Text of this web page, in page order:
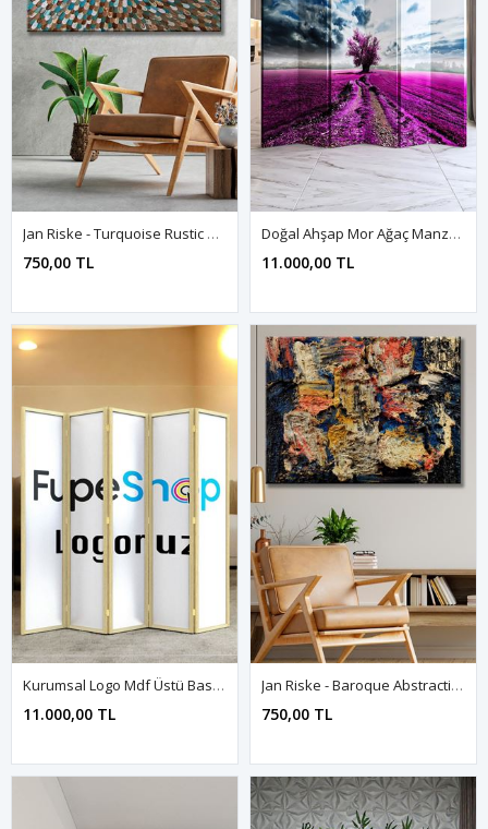
Jan Riske - Turquoise Rustic Beach Cottage - 105932 - Dekoratif Duvar Kanvas Tablo
750,00 TL
Doğal Ahşap Mor Ağaç Manzara 6 Kanat Paravan Seperatör Oda Bölme
11.000,00 TL
Kurumsal Logo Mdf Üstü Baskılı Doğal Ahşap Paravan Seperatör Oda Bölme
11.000,00 TL
Jan Riske - Baroque Abstraction 1965 - 106213 - Dekoratif Duvar Kanvas Tablo
750,00 TL